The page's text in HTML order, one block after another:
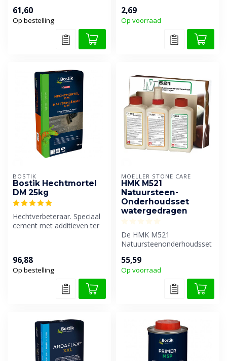
...
61,60
Op bestelling
Overschild...
2,69
Op voorraad
BOSTIK
Bostik Hechtmortel
DM 25kg
Hechtverbeteraar. Speciaal
cement met additieven ter
96,88
Op bestelling
MOELLER STONE CARE
HMK M521
Natuursteen-
Onderhoudsset
watergedragen
De HMK M521
Natuursteenonderhoudsset
het reinigen, b...
55,59
Op voorraad